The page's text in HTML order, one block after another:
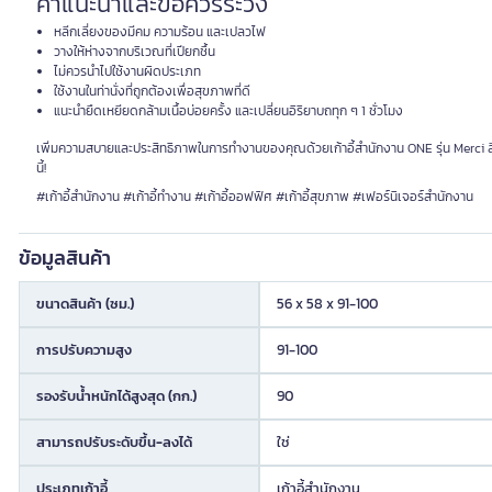
หลีกเลี่ยงของมีคม ความร้อน และเปลวไฟ
วางให้ห่างจากบริเวณที่เปียกชื้น
ไม่ควรนำไปใช้งานผิดประเภท
ใช้งานในท่านั่งที่ถูกต้องเพื่อสุขภาพที่ดี
แนะนำยืดเหยียดกล้ามเนื้อบ่อยครั้ง และเปลี่ยนอิริยาบถทุก ๆ 1 ชั่วโมง
เพิ่มความสบายและประสิทธิภาพในการทำงานของคุณด้วยเก้าอี้สำนักงาน ONE รุ่น
นี้!
#เก้าอี้สำนักงาน #เก้าอี้ทำงาน #เก้าอี้ออฟฟิศ #เก้าอี้สุขภาพ #เฟอร์นิเจอร์สำนักงาน
ข้อมูลสินค้า
ขนาดสินค้า (ซม.) 56 x 58 x 91-100
การปรับความสูง 91-100
รองรับน้ำหนักได้สูงสุด (กก.) 90
สามารถปรับระดับขึ้น-ลงได้ ใช่